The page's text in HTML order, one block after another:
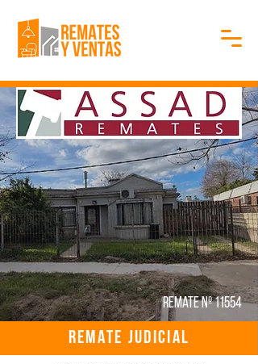
Remate Nº 11554
REMATE JUDICIAL